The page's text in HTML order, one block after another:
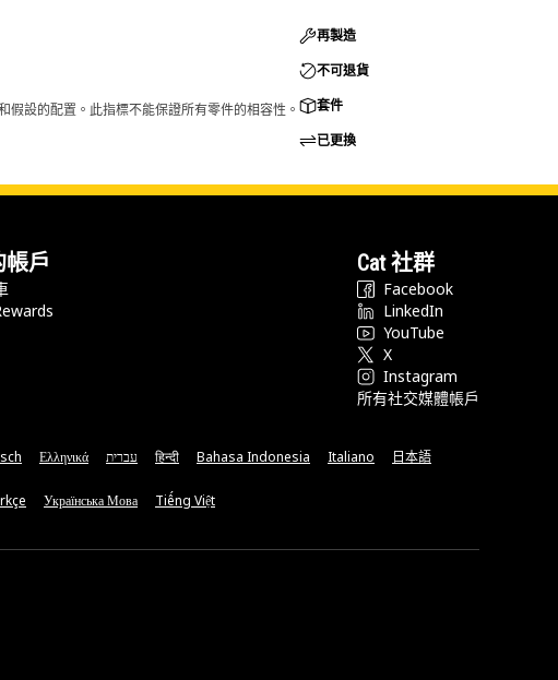
設的配置。此指標不能保證所有零件的相容性。
再製造
不可退貨
套件
已更換
帳戶 Cat 社群
Facebook
LinkedIn
YouTube
X
Instagram
所有社交媒體帳戶
Ελληνικά עברית हिन्दी Bahasa Indonesia Italiano 日本語
Українська Мова Tiếng Việt